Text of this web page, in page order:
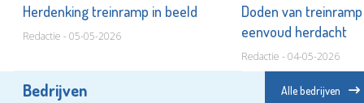
Herdenking treinramp in beeld
Redactie - 05-05-2026
Doden van
eenvoud herdacht
Redactie - 04-05-2026
Bedrijven Alle bedrijven